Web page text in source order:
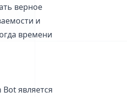
верное
и
времени
является